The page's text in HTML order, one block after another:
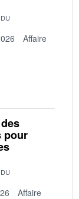
Affaire
pour
Affaire